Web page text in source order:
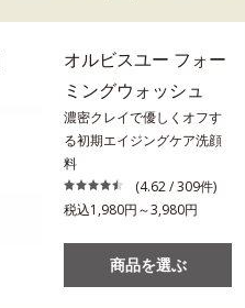
オルビスユー フォー
ミングウォッシュ
濃密クレイで優しくオフす
る初期エイジングケア洗顔
料
(4.62 / 309件)
税込1,980円～3,980円
商品を選ぶ